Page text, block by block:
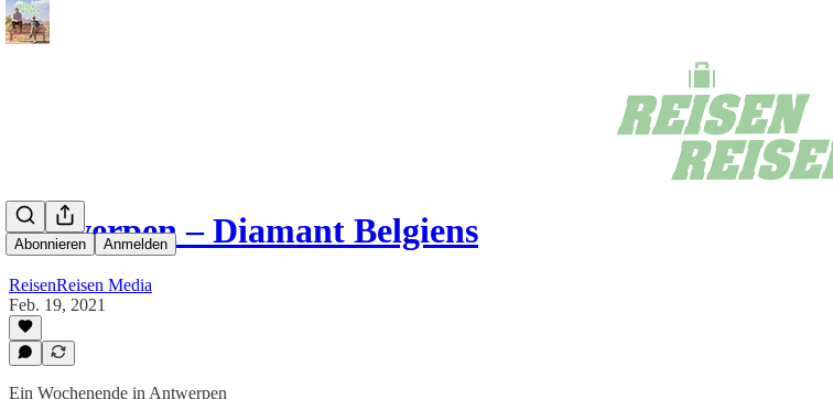
Abonnieren Anmelden
Antwerpen – Diamant Belgiens
ReisenReisen Media
Feb. 19, 2021
Ein Wochenende in Antwerpen